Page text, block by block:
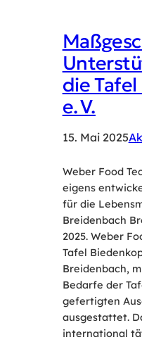
die
e. V.
15. Mai 2025
Weber Food
eigens
für die
Breidenbach
2025. Weber
Tafel
Breidenbach,
Bedarfe der
gefertigten
ausgestattet.
international